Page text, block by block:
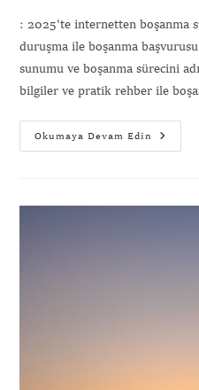
: 2025'te internetten boşanma
duruşma ile boşanma
sunumu ve boşanma sürecini
bilgiler ve pratik rehber ile
Okumaya Devam Edin